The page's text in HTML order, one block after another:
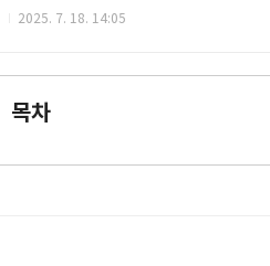
2025. 7. 18. 14:05
목차